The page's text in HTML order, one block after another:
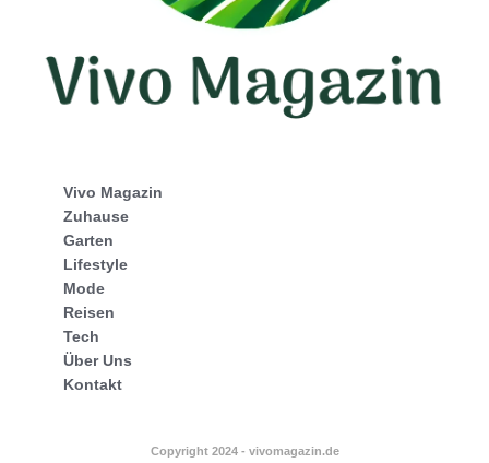
Vivo Magazin
Zuhause
Garten
Lifestyle
Mode
Reisen
Tech
Über Uns
Kontakt
Copyright 2024 - vivomagazin.de